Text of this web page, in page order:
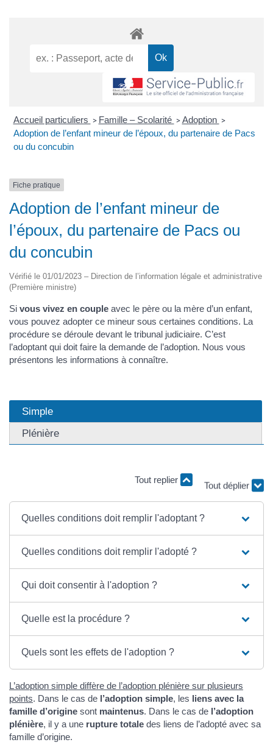
Accueil particuliers > Famille – Scolarité > Adoption >
Adoption de l’enfant mineur de l’époux, du partenaire de Pacs
ou du concubin
Fiche pratique
Adoption de l’enfant mineur de
l’époux, du partenaire de Pacs ou
du concubin
Vérifié le 01/01/2023 – Direction de l’information légale et administrative
(Première ministre)
Si vous vivez en couple avec le père ou la mère d’un enfant,
vous pouvez adopter ce mineur sous certaines conditions. La
procédure se déroule devant le tribunal judiciaire. C’est
l’adoptant qui doit faire la demande de l’adoption. Nous vous
présentons les informations à connaître.
Simple
Plénière
Tout replier
Tout déplier
Quelles conditions doit remplir l'adoptant ?
Quelles conditions doit remplir l'adopté ?
Qui doit consentir à l'adoption ?
Quelle est la procédure ?
Quels sont les effets de l'adoption ?
L’adoption simple diffère de l’adoption plénière sur plusieurs
points. Dans le cas de l’adoption simple, les liens avec la
famille d’origine sont maintenus. Dans le cas de l’adoption
plénière, il y a une rupture totale des liens de l’adopté avec sa
famille d’origine.